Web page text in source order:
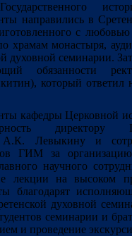
направились в
с любовью
храмам монастыря,
духовной семинарии.
обязанности
который ответил
кафедры Церковной
директору
А.К. Левыкину и
ГИМ за
научного
лекции на высоком
благодарят
духовной
семинарии и
и проведение